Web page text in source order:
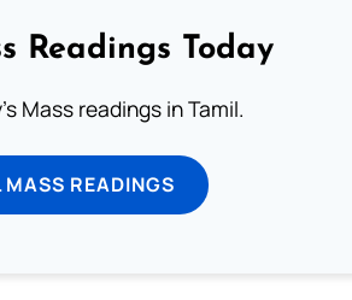
Readings Today
Mass readings in Tamil.
READINGS